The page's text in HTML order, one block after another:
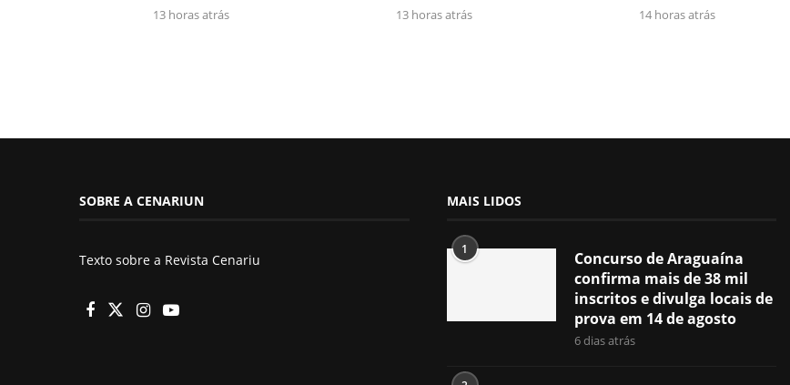
13 horas atrás 13 horas atrás 14 horas atrás
SOBRE A CENARIUN
Texto sobre a Revista Cenariu
MAIS LIDOS
1
Concurso de Araguaína
confirma mais de 38 mil
inscritos e divulga locais de
prova em 14 de agosto
6 dias atrás